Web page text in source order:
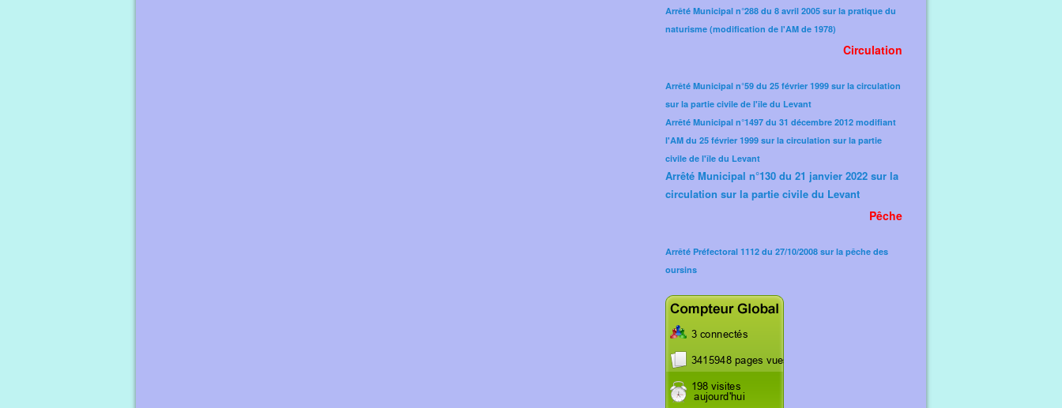
Arrêté Municipal n°288 du 8 avril 2005 sur la pratique du
naturisme (modification de l'AM de 1978)​
Circulation
Arrêté Municipal n°59 du 25 février 1999 sur la circulation
sur la partie civile de l'île du Levant
Arrêté Municipal n°1497 du 31 décembre 2012 modifiant
l'AM du 25 février 1999 sur la circulation sur la partie
civile de l'île du Levant
Arrêté Municipal n°130 du 21 janvier 2022 sur la
circulation sur la partie civile du Levant
Pêche
Arrêté Préfectoral 1112 du 27/10/2008 sur la pêche des
oursins